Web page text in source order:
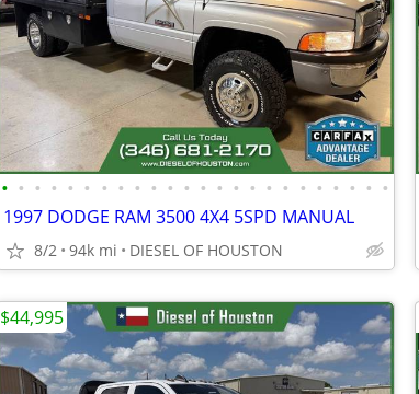
• • • • • • • • • • • • • • • • • • • • • • • •
1997 DODGE RAM 3500 4X4 5SPD MANUAL
8/2 94k mi DIESEL OF HOUSTON
$44,995